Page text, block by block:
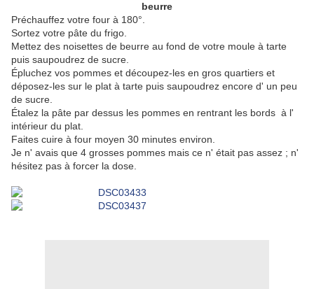
beurre
Préchauffez votre four à 180°.
Sortez votre pâte du frigo.
Mettez des noisettes de beurre au fond de votre moule à tarte
puis saupoudrez de sucre.
Épluchez vos pommes et découpez-les en gros quartiers et
déposez-les sur le plat à tarte puis saupoudrez encore d' un peu
de sucre.
Étalez la pâte par dessus les pommes en rentrant les bords à l'
intérieur du plat.
Faites cuire à four moyen 30 minutes environ.
Je n' avais que 4 grosses pommes mais ce n' était pas assez ; n'
hésitez pas à forcer la dose.